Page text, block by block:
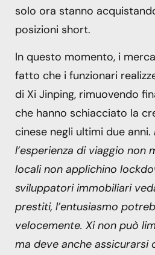
solo ora stanno
posizioni short.
In questo momento, i
fatto che i funzionari
di Xi Jinping, rimuovendo
che hanno schiacciato la
cinese negli ultimi due anni.
l’esperienza di viaggio non
locali non applichino
sviluppatori immobiliari
prestiti, l’entusiasmo
velocemente. Xi non può
ma deve anche assicurarsi